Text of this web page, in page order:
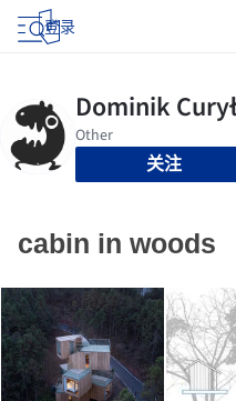
登录
关注
cabin in woods